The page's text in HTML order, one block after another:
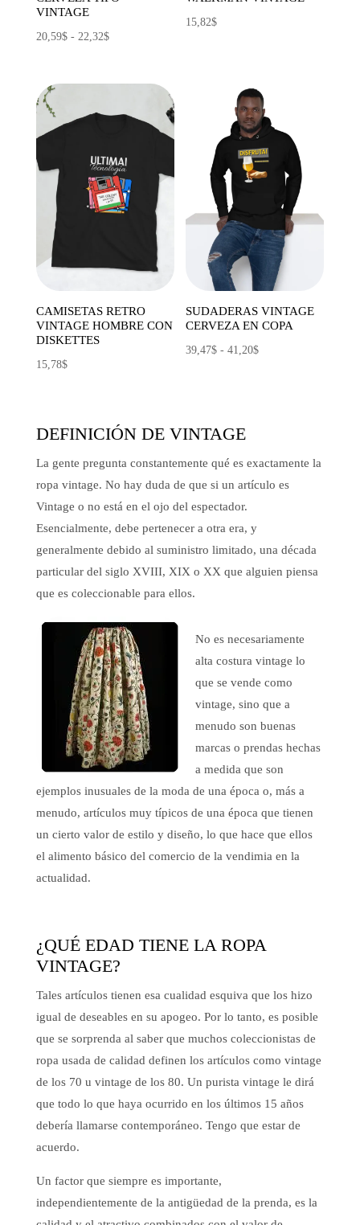
VINTAGE
20,59$ - 22,32$Rango
20,59$
22,32$
15,82$
CAMISETAS RETRO
VINTAGE HOMBRE CON
DISKETTES
15,78$
SUDADERAS VINTAGE
CERVEZA EN COPA
39,47$ - 41,20$Rango
hasta
41,20$
DEFINICIÓN DE VINTAGE
La gente pregunta constantemente qué es exactamente la
ropa vintage. No hay duda de que si un artículo es
Vintage o no está en el ojo del espectador.
Esencialmente, debe pertenecer a otra era, y
generalmente debido al suministro limitado, una década
particular del siglo XVIII, XIX o XX que alguien piensa
que es coleccionable para ellos.
No es necesariamente
alta costura vintage lo
que se vende como
vintage, sino que a
menudo son buenas
marcas o prendas hechas
a medida que son
ejemplos inusuales de la moda de una época o, más a
menudo, artículos muy típicos de una época que tienen
un cierto valor de estilo y diseño, lo que hace que ellos
el alimento básico del comercio de la vendimia en la
actualidad.
¿QUÉ EDAD TIENE LA ROPA
VINTAGE?
Tales artículos tienen esa cualidad esquiva que los hizo
igual de deseables en su apogeo. Por lo tanto, es posible
que se sorprenda al saber que muchos coleccionistas de
ropa usada de calidad definen los artículos como vintage
de los 70 u vintage de los 80. Un purista vintage le dirá
que todo lo que haya ocurrido en los últimos 15 años
debería llamarse contemporáneo. Tengo que estar de
acuerdo.
Un factor que siempre es importante,
independientemente de la antigüedad de la prenda, es la